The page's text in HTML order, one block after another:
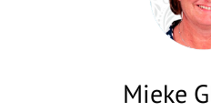
Mieke